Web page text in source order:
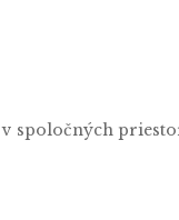
v spoločných